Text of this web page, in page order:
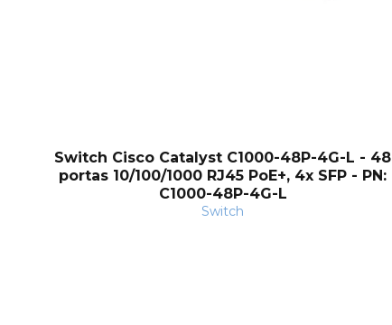
Switch Cisco Catalyst C1000-48P-4G-L - 48
portas 10/100/1000 RJ45 PoE+, 4x SFP - PN:
C1000-48P-4G-L
Switch